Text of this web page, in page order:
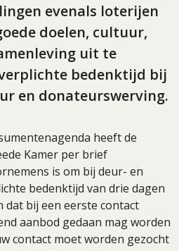
evenals loterijen
doelen, cultuur,
uit te
bedenktijd bij
en donateurswerving.
heeft de
Kamer per brief
is om bij deur- en
bedenktijd van drie dagen
dat bij een eerste contact
aanbod gedaan mag worden
contact moet worden gezocht